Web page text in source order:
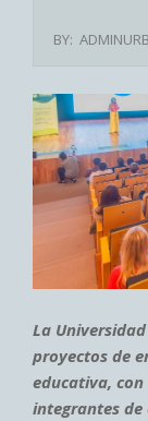
BY: ADMINURB
La
proyectos de
educativa,
integrantes de